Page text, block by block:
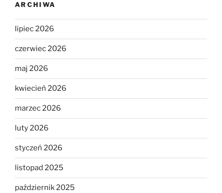
ARCHIWA
lipiec 2026
czerwiec 2026
maj 2026
kwiecień 2026
marzec 2026
luty 2026
styczeń 2026
listopad 2025
październik 2025